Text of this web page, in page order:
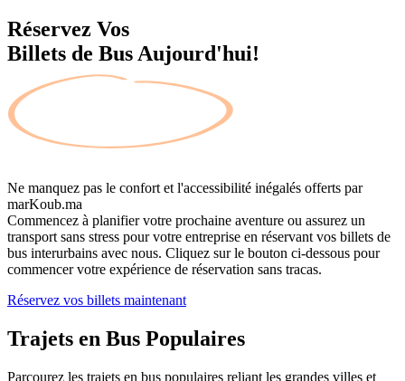
Réservez Vos
Billets de Bus Aujourd'hui!
Ne manquez pas le confort et l'accessibilité inégalés offerts par
marKoub.ma
Commencez à planifier votre prochaine aventure ou assurez un
transport sans stress pour votre entreprise en réservant vos billets de
bus interurbains avec nous. Cliquez sur le bouton ci-dessous pour
commencer votre expérience de réservation sans tracas.
Réservez vos billets maintenant
Trajets en Bus Populaires
Parcourez les trajets en bus populaires reliant les grandes villes et